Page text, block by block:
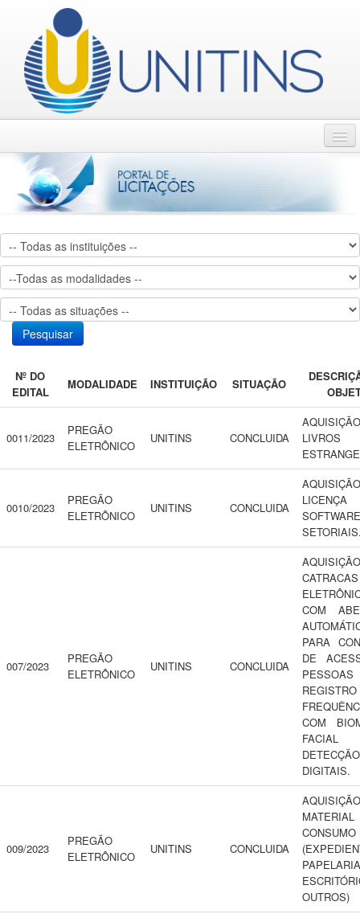
Início
Ata de Registro de Preço
CPL
Fornecedor
Leis e Decretos
Pesquisar
Nº DO
EDITAL
MODALIDADE INSTITUIÇÃO SITUAÇÃO
0011/2023
PREGÃO
ELETRÔNICO
UNITINS CONCLUIDA
LIVROS
0010/2023
PREGÃO
ELETRÔNICO
UNITINS CONCLUIDA
007/2023
PREGÃO
ELETRÔNICO
UNITINS CONCLUIDA
CATRACAS
COM
PARA
DE
COM
DIGITAIS.
009/2023
PREGÃO
ELETRÔNICO
UNITINS CONCLUIDA
CONSUMO
OUTROS)